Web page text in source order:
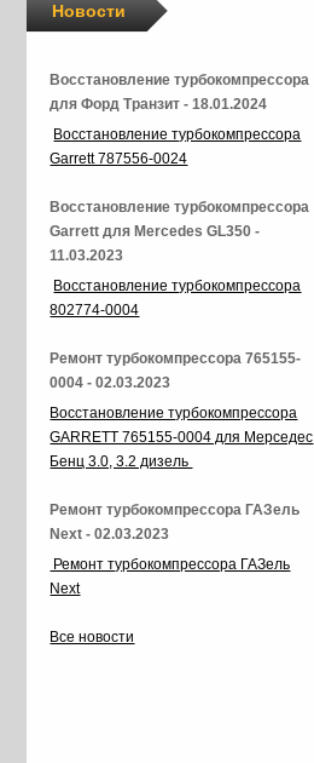
Новости
Восстановление турбокомпрессора
для Форд Транзит - 18.01.2024
Восстановление турбокомпрессора
Garrett 787556-0024
Восстановление турбокомпрессора
Garrett для Mercedes GL350 -
11.03.2023
Восстановление турбокомпрессора
802774-0004
Ремонт турбокомпрессора 765155-
0004 - 02.03.2023
Восстановление турбокомпрессора
GARRETT 765155-0004 для Мерседес
Бенц 3.0, 3.2 дизель
Ремонт турбокомпрессора ГАЗель
Next - 02.03.2023
Ремонт турбокомпрессора ГАЗель
Next
Все новости